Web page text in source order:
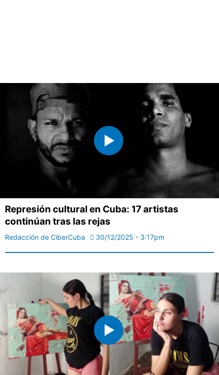
Represión cultural en Cuba: 17 artistas
continúan tras las rejas
Redacción de CiberCuba 30/12/2025 - 3:17pm